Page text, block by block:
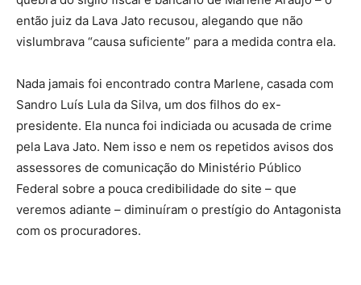
então juiz da Lava Jato recusou, alegando que não
vislumbrava “causa suficiente” para a medida contra ela.
Nada jamais foi encontrado contra Marlene, casada com
Sandro Luís Lula da Silva, um dos filhos do ex-
presidente. Ela nunca foi indiciada ou acusada de crime
pela Lava Jato. Nem isso e nem os repetidos avisos dos
assessores de comunicação do Ministério Público
Federal sobre a pouca credibilidade do site – que
veremos adiante – diminuíram o prestígio do Antagonista
com os procuradores.